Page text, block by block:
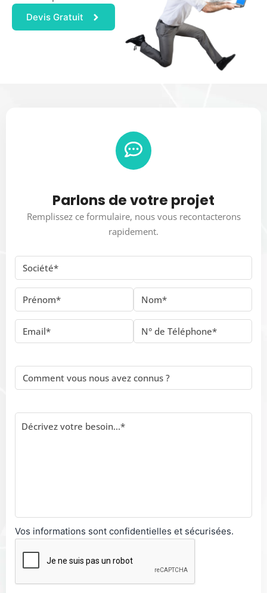
Devis Gratuit
Parlons de votre projet
Remplissez ce formulaire, nous vous recontacterons
rapidement.
Vos informations sont confidentielles et sécurisées.